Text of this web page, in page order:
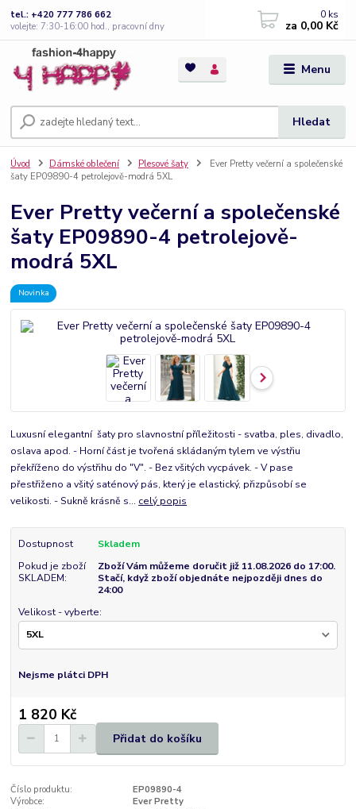
Menu
Hledat
tel.: +420 777 786 662
volejte: 7:30-16:00 hod., pracovní dny
0 ks
za 0,00 Kč
Úvod Dámské oblečení Plesové šaty
Ever Pretty večerní a společenské
šaty EP09890-4 petrolejově-modrá 5XL
Ever Pretty večerní a společenské
šaty EP09890-4 petrolejově-
modrá 5XL
Novinka
Luxusní elegantní šaty pro slavnostní příležitosti - svatba, ples, divadlo,
oslava apod. - Horní část je tvořená skládaným tylem ve výstřiu
překříženo do výstřihu do "V". - Bez všitých vycpávek. - V pase
přestřiženo a všitý saténový pás, který je elastický, přizpůsobí se
velikosti. - Sukně krásně s... celý popis
Dostupnost
Skladem
Pokud je zboží
SKLADEM:
Zboží Vám můžeme doručit již 11.08.2026 do 17:00.
Stačí, když zboží objednáte nejpozději dnes do
24:00
Velikost - vyberte:
Nejsme plátci DPH
1 820 Kč
Přidat do košíku
Číslo produktu:
EP09890-4
Výrobce:
Ever Pretty